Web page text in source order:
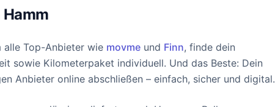
alle Top-Anbieter wie movme und Finn, finde dein
sowie Kilometerpaket individuell. Und das Beste: Dein
Anbieter online abschließen – einfach, sicher und digital.